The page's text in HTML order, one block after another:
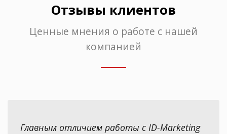
Отзывы клиентов
Ценные мнения о работе с нашей
компанией
Главным отличием работы с ID-Marketing